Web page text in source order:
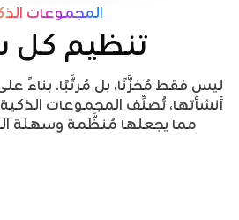
المجموعات
تنظيم
ليس فقط مُخزَّنًا، بل مُرتَّبًا. بناءً
أنشأتها، تُصنِّف المجموعات الذكية
مما يجعلها مُنظَّمة وسهلة